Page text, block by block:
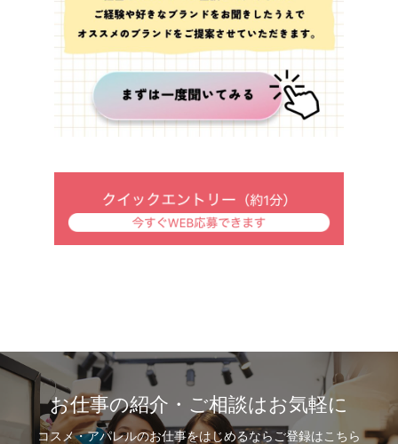
お仕事の紹介・ご相談はお気軽に
コスメ・アパレルのお仕事をはじめるならご登録はこちら